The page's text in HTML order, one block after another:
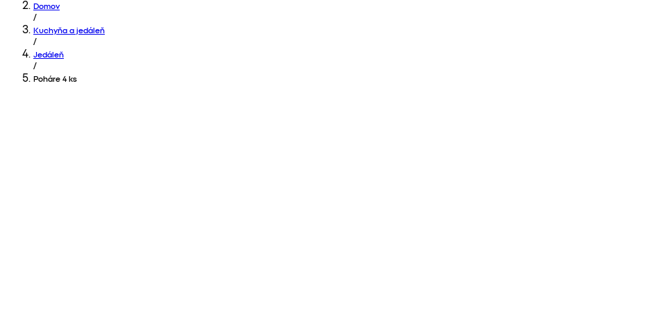
Domov
/
Kuchyňa a jedáleň
/
Jedáleň
/
Poháre 4 ks